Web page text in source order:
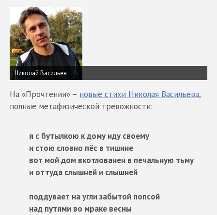
Николай Васильев
На «Прочтении» – новые стихи Николая Васильева,
полные метафизической тревожности:
я с бутылкою к дому иду своему
и стою словно пёс в тишине
вот мой дом вкотлованен в печальную тьму
и оттуда слышней и слышней
поддувает на угли забытой попсой
над путями во мраке весны